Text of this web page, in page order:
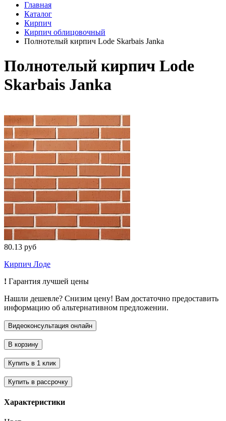
Главная
Каталог
Кирпич
Кирпич облицовочный
Полнотелый кирпич Lode Skarbais Janka
Полнотелый кирпич Lode
Skarbais Janka
80.13 руб
Кирпич Лоде
! Гарантия лучшей цены
Нашли дешевле? Снизим цену! Вам достаточно предоставить
информацию об альтернативном предложении.
Характеристики